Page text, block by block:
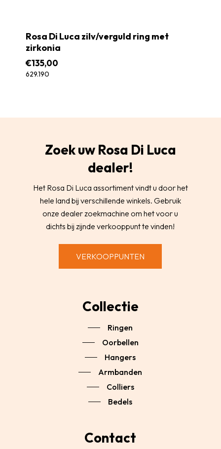
Rosa Di Luca zilv/verguld ring met
zirkonia
€135,00
629.190
Zoek uw Rosa Di Luca
dealer!
Het Rosa Di Luca assortiment vindt u door het
hele land bij verschillende winkels. Gebruik
onze dealer zoekmachine om het voor u
dichts bij zijnde verkooppunt te vinden!
VERKOOPPUNTEN
Collectie
Ringen
Oorbellen
Hangers
Armbanden
Colliers
Bedels
Contact